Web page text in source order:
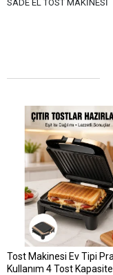
SADE EL TOST MAKİNESİ
Tost Makinesi Ev Tipi
Kullanım 4 Tost